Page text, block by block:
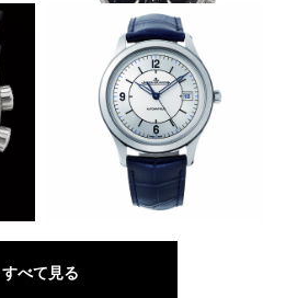
初代と同じWリューズ
JAEGER-LECOULTRE
ジャガー・ルクルト ポラリ
ス・デイト
る
ヴィンテージを宿す中3針
JAEGER-LECOULTRE
マスター・コントロール・デイ
すべて見る